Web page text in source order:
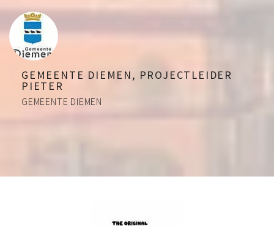
GEMEENTE DIEMEN, PROJECTLEIDER
PIETER
GEMEENTE DIEMEN